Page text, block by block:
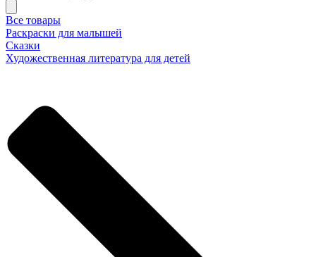
Все товары
Раскраски для малышей
Сказки
Художественная литература для детей